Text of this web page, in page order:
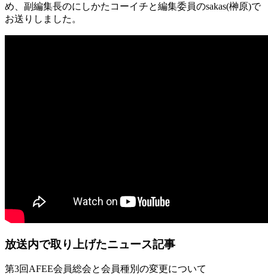
め、副編集長のにしかたコーイチと編集委員のsakas(榊原)で
お送りしました。
放送内で取り上げたニュース記事
第3回AFEE会員総会と会員種別の変更について